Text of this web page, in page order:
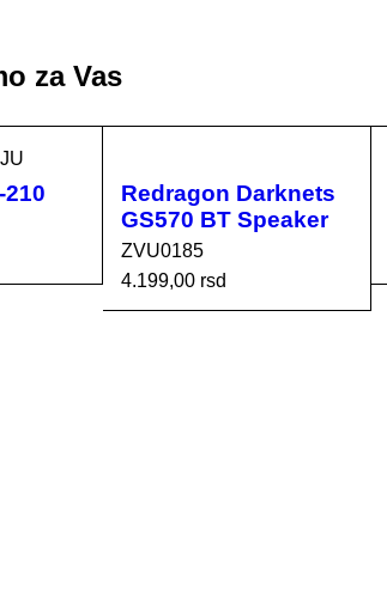
za Vas
Redragon Darknets
GS570 BT Speaker
ZVU0185
4.199,00 rsd
DODAJ U KORPU